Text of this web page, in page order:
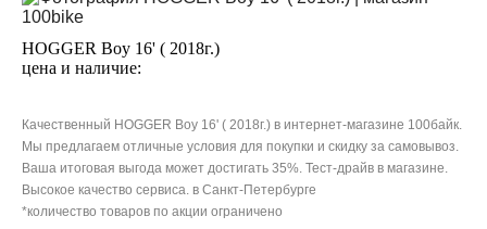
HOGGER Boy 16' ( 2018г.)
цена и наличие:
Качественный HOGGER Boy 16' ( 2018г.) в интернет-магазине 100байк.
Мы предлагаем отличные условия для покупки и скидку за самовывоз.
Ваша итоговая выгода может достигать 35%. Тест-драйв в магазине.
Высокое качество сервиса. в Санкт-Петербурге
*количество товаров по акции ограничено